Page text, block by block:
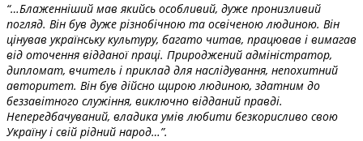
“…Блаженніший мав якийсь особливий, дуже пронизливий
погляд. Він був дуже різнобічною та освіченою людиною. Він
цінував українську культуру, багато читав, працював і вимагав
від оточення відданої праці. Природжений адміністратор,
дипломат, вчитель і приклад для наслідування, непохитний
авторитет. Він був дійсно щирою людиною, здатним до
беззавітного служіння, виключно відданий правді.
Непередбачуваний, владика умів любити безкорисливо свою
Україну і свій рідний народ…”.